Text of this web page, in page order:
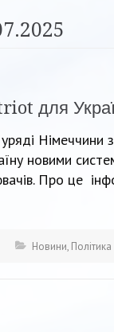
для
новими
Про це
Новини, Політика